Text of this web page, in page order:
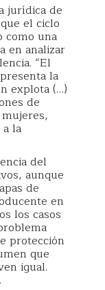
jurídica de
el ciclo
como una
en analizar
“El
la
explota (…)
de
la
del
aunque
de
en
los casos
protección
que
igual.